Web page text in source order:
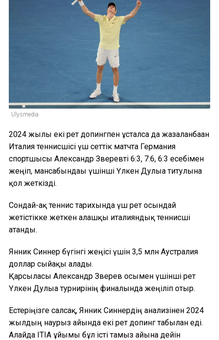
Ulysmedia
2024 жылы екі рет допингпен ұсталса да жазаланбаған
Италия теннисшісі үш сеттік матчта Германия
спортшысы Александр Зверевті 6:3, 7:6, 6:3 есебімен
жеңіп, мансабындағы үшінші Үлкен Дулыға титулына
қол жеткізді.
Сондай-ақ теннис тарихында үш рет осындай
жетістікке жеткен алғашқы италияндық теннисші
атанды.
Янник Синнер бүгінгі жеңісі үшін 3,5 млн Аустралия
доллар сыйақы алады.
Қарсыласы Александр Зверев осымен үшінші рет
Үлкен Дулыға турнирінің финалында жеңіліп отыр.
Естеріңізге салсақ, Янник Синнердің анализінен 2024
жылдың наурыз айында екі рет допинг табылған еді.
Алайда ITIA ұйымы бұл істі тамыз айына дейін